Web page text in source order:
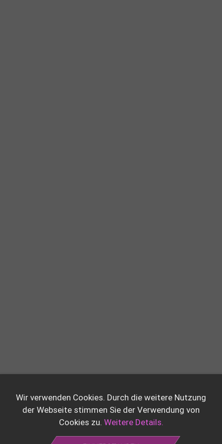
Wir verwenden Cookies. Durch die weitere Nutzung
der Webseite stimmen Sie der Verwendung von
Cookies zu. Weitere Details.